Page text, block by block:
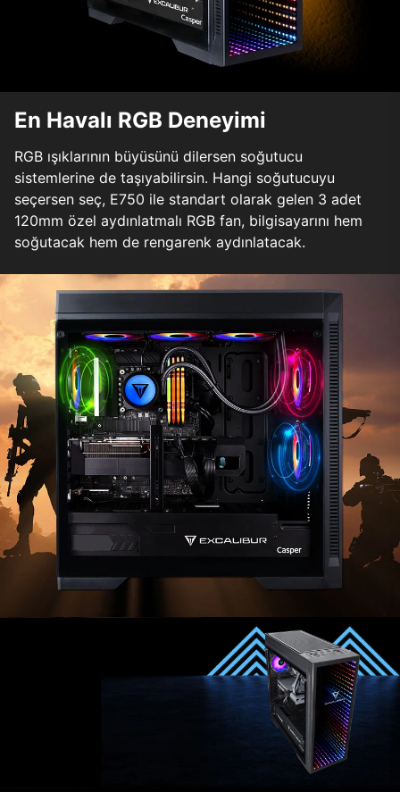
En Havalı RGB Deneyimi
RGB ışıklarının büyüsünü dilersen soğutucu
sistemlerine de taşıyabilirsin. Hangi soğutucuyu
seçersen seç, E750 ile standart olarak gelen 3 adet
120mm özel aydınlatmalı RGB fan, bilgisayarını hem
soğutacak hem de rengarenk aydınlatacak.